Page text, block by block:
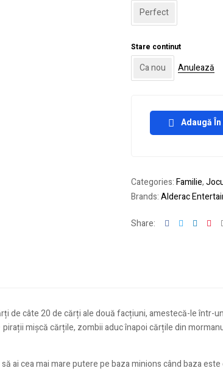
Perfect
Stare continut
Ca nou Anulează
Adaugă
Categories:Familie,
Brands:Alderac
Share: FacebookTwitter
de câte 20 de cărți ale două facțiuni, amestecă-le
mișcă cărțile, zombii aduc înapoi cărțile din
cea mai mare putere pe baza minions când baza